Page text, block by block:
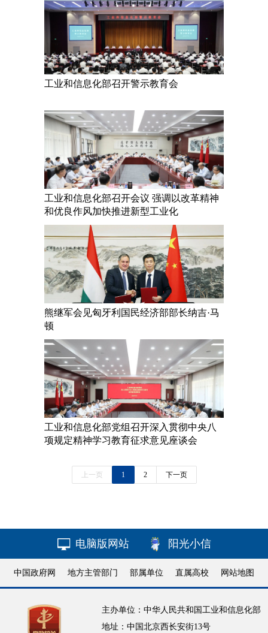
工业和信息化部召开警示教育会
工业和信息化部召开会议 强调以改革精神
和优良作风加快推进新型工业化
熊继军会见匈牙利国民经济部部长纳吉·马
顿
工业和信息化部党组召开深入贯彻中央八
项规定精神学习教育征求意见座谈会
上一页 1 2 下一页
电脑版网站 阳光小信
中国政府网 地方主管部门 部属单位 直属高校 网站地图
主办单位：中华人民共和国工业和信息化部
地址：中国北京西长安街13号